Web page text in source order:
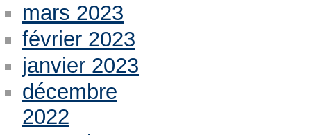
mars 2023
février 2023
janvier 2023
décembre
2022